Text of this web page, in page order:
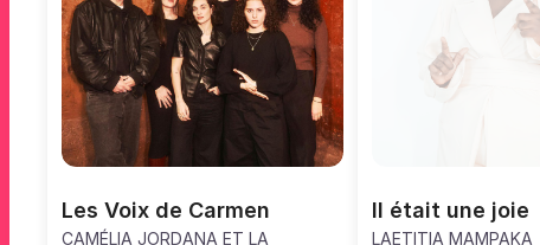
Les Voix de Carmen
CAMÉLIA JORDANA ET LA
Il était une joie
LAETITIA MAMPAKA